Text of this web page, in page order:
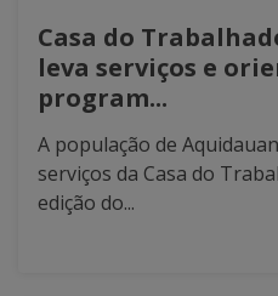
Casa do
leva serviços e
program...
A população de
serviços da Casa do
edição do...